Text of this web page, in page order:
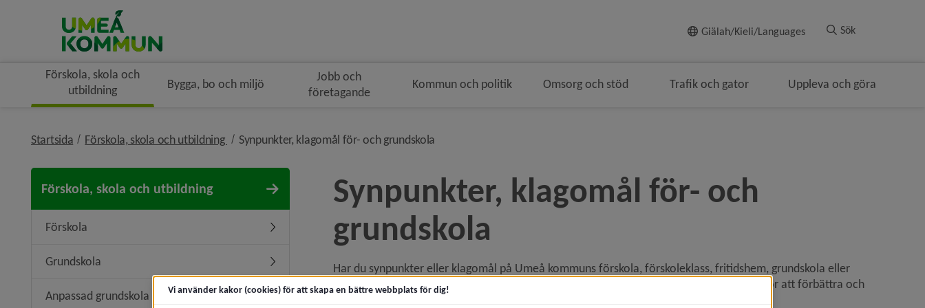
Giälah/Kieli/Languages Sök
Förskola, skola och
utbildning
Bygga, bo och miljö
Jobb och
företagande
Kommun och politik Omsorg och stöd Trafik och gator Uppleva och göra
Startsida Förskola, skola och utbildning nivå i brödsmulenavigeringen
Synpunkter, klagomål för- och grundskola
Förskola, skola och utbildning
Förskola Undermeny för Förskola
Grundskola Undermeny för Grundskola
Anpassad grundskola
Synpunkter, klagomål för- och
grundskola
Har du synpunkter eller klagomål på Umeå kommuns förskola, förskoleklass, fritidshem, grundskola eller
anpassad grundskola? För- och grundskoleförvaltningen är mån om att få ta del av det för att förbättra och
Vi använder kakor (cookies) för att skapa en bättre webbplats för dig!